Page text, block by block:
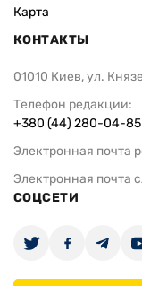
Карта
КОНТАКТЫ
01010 Киев, ул.
Телефон редакции:
+380 (44) 280-04-85
Электронная почта
Электронная почта
СОЦСЕТИ